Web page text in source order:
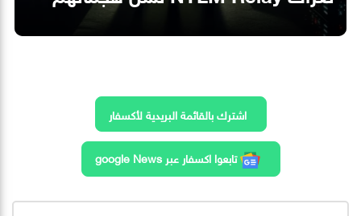
اشترك بالقائمة البريدية لأكسفار
تابعوا اكسفار عبر google News